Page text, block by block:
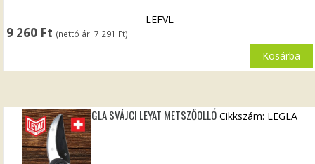
9 260 Ft (nettó ár:7 291 Ft)
LEFVL
Kosárba
GLA SVÁJCI LEYAT METSZŐOLLÓ Cikkszám: LEGLA